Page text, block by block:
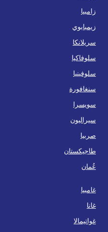
زامبيا
زيمبابوي
سريلانكا
سلوفاكيا
سلوفينيا
سنغافورة
سويسرا
سيراليون
صربيا
طاجيكستان
عُمان
غامبيا
غانا
غواتيمالا